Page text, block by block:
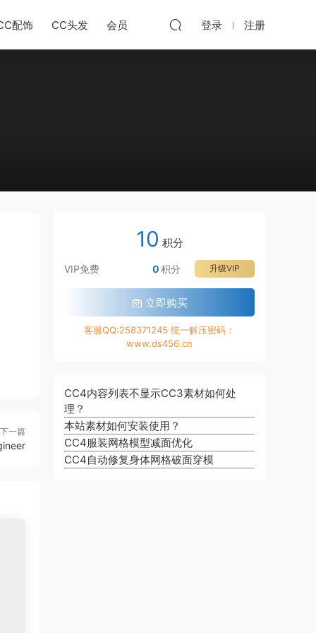
配饰 CC头发 会员 登录 注册
下一篇
10 积分
VIP免费 升级VIP
0积分
立即购买
客服QQ:258371245 统一解压密码：
www.ds456.cn
CC4内容列表不显示CC3素材如何处
理？
本站素材如何安装使用？
CC4服装网格模型减面优化
CC4自动修复身体网格破面穿模